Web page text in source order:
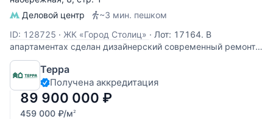
Деловой центр
~3 мин. пешком
ID: 128725 · ЖК «Город Столиц» · Лот: 17164. В
апартаментах сделан дизайнерский современный ремонт.
Имеется вся необходимая техника, центральная система
кондиционирования, выполнена шумо и звукоизоляция.В
настоящее время апартаменты находятся в аренде под
офис (последние 2 года,
Терра
Получена аккредитация
89 900 000 ₽
459 000 ₽/м2